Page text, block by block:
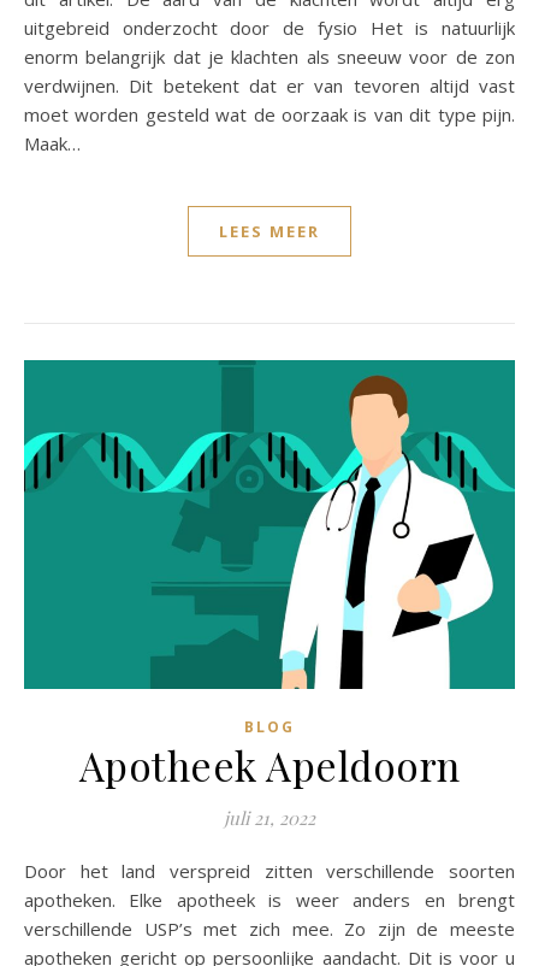
uitgebreid onderzocht door de fysio Het is natuurlijk
enorm belangrijk dat je klachten als sneeuw voor de zon
verdwijnen. Dit betekent dat er van tevoren altijd vast
moet worden gesteld wat de oorzaak is van dit type pijn.
Maak…
LEES MEER
BLOG
Apotheek Apeldoorn
juli 21, 2022
Door het land verspreid zitten verschillende soorten
apotheken. Elke apotheek is weer anders en brengt
verschillende USP’s met zich mee. Zo zijn de meeste
apotheken gericht op persoonlijke aandacht. Dit is voor u